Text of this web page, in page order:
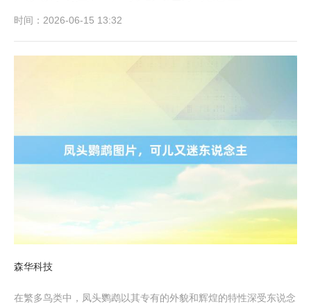
时间：2026-06-15 13:32
森华科技
在繁多鸟类中，凤头鹦鹉以其专有的外貌和辉煌的特性深受东说念